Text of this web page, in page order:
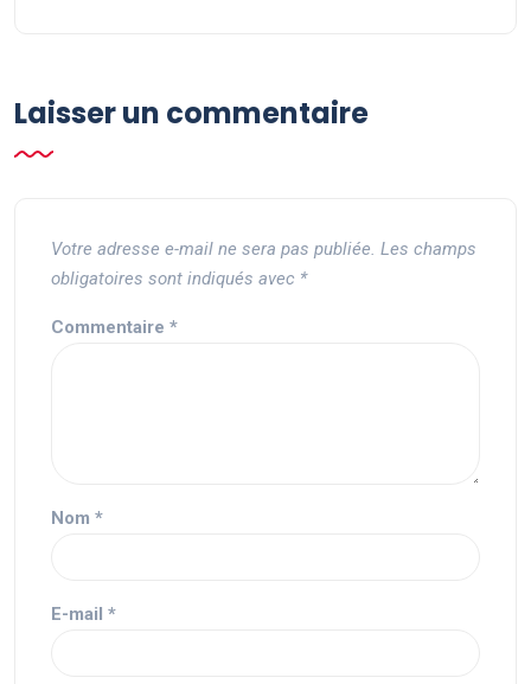
Laisser un commentaire
Votre adresse e-mail ne sera pas publiée. Les champs
obligatoires sont indiqués avec *
Commentaire *
Nom *
E-mail *